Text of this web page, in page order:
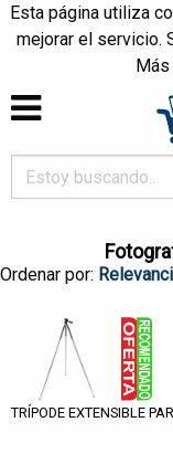
Esta página utiliza
mejorar el servicio.
Ordenar por:
TRÍPODE EXTENSIBLE